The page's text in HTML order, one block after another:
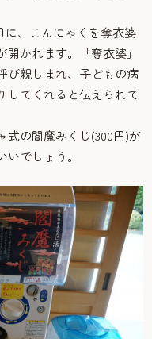
に、こんにゃくを奪衣婆
開かれます。「奪衣婆」
び親しまれ、子どもの病
してくれると伝えられて
式の閻魔みくじ(300円)が
でしょう。